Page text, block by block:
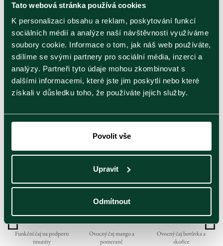
Tato webová stránka používá cookies
K personalizaci obsahu a reklam, poskytování funkcí
sociálních médií a analýze naší návštěvnosti využíváme
soubory cookie. Informace o tom, jak náš web používáte,
sdílíme se svými partnery pro sociální média, inzerci a
analýzy. Partneři tyto údaje mohou zkombinovat s
dalšími informacemi, které jste jim poskytli nebo které
získali v důsledku toho, že používáte jejich služby.
Povolit vše
Upravit
Odmítnout
18Duben2025
výborný čaj
Doporučené produkty
sáčků
Funkční čaj na podporu
imunity
BESTSELLER
20 alu sáčků
Ovocný čaj mango a
pomeranč
Cinnamon | 20 alu
sáčků
Ovocný čaj borůvka a
skořice